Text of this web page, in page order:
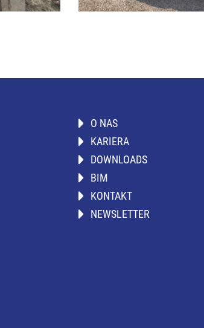
O NAS
KARIERA
DOWNLOADS
BIM
KONTAKT
NEWSLETTER